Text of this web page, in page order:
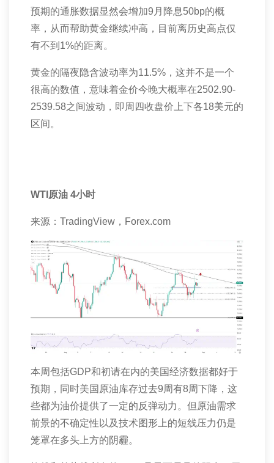
预期的通胀数据显然会增加9 月降息50bp的概
率，从而帮助黄金继续冲高，目前离历史高点仅
有不到 1%的距离。
黄金的隔夜隐含波动率为11.5% ，这并不是一个
很高的数值，意味着金价今晚大概率在2502.90-
2539.58之间波动，即周四收盘价上下各18美元的
区间。
WTI 原油 4小时
来源： TradingView ， Forex.com
本周包括GDP和初请在内的美国经济数据都好于
预期，同时美国原油库存过去9周有8周下降，这
些都为油价提供了一定的反弹动力。但原油需求
前景的不确定性以及技术图形上的短线压力仍是
笼罩在多头上方的阴霾。